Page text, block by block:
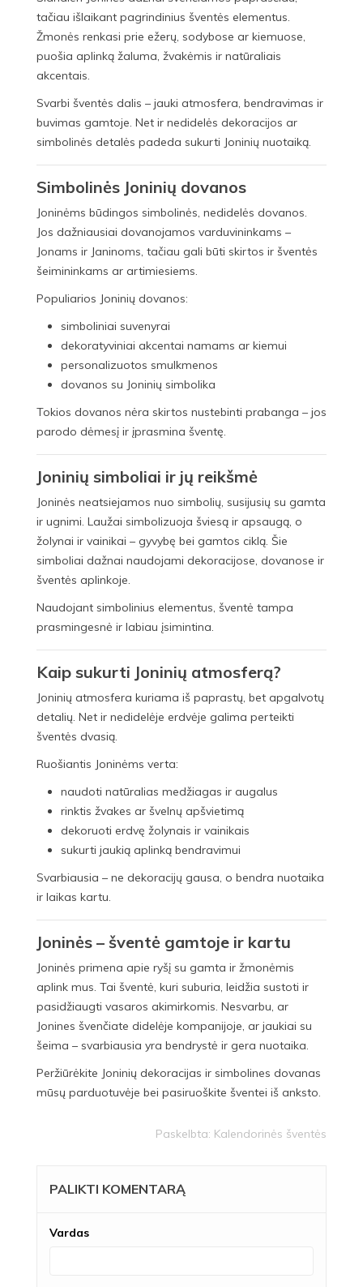
tačiau išlaikant pagrindinius šventės elementus.
Žmonės renkasi prie ežerų, sodybose ar kiemuose,
puošia aplinką žaluma, žvakėmis ir natūraliais
akcentais.
Svarbi šventės dalis – jauki atmosfera, bendravimas ir
buvimas gamtoje. Net ir nedidelės dekoracijos ar
simbolinės detalės padeda sukurti Joninių nuotaiką.
Simbolinės Joninių dovanos
Joninėms būdingos simbolinės, nedidelės dovanos.
Jos dažniausiai dovanojamos varduvininkams –
Jonams ir Janinoms, tačiau gali būti skirtos ir šventės
šeimininkams ar artimiesiems.
Populiarios Joninių dovanos:
simboliniai suvenyrai
dekoratyviniai akcentai namams ar kiemui
personalizuotos smulkmenos
dovanos su Joninių simbolika
Tokios dovanos nėra skirtos nustebinti prabanga – jos
parodo dėmesį ir įprasmina šventę.
Joninių simboliai ir jų reikšmė
Joninės neatsiejamos nuo simbolių, susijusių su gamta
ir ugnimi. Laužai simbolizuoja šviesą ir apsaugą, o
žolynai ir vainikai – gyvybę bei gamtos ciklą. Šie
simboliai dažnai naudojami dekoracijose, dovanose ir
šventės aplinkoje.
Naudojant simbolinius elementus, šventė tampa
prasmingesnė ir labiau įsimintina.
Kaip sukurti Joninių atmosferą?
Joninių atmosfera kuriama iš paprastų, bet apgalvotų
detalių. Net ir nedidelėje erdvėje galima perteikti
šventės dvasią.
Ruošiantis Joninėms verta:
naudoti natūralias medžiagas ir augalus
rinktis žvakes ar švelnų apšvietimą
dekoruoti erdvę žolynais ir vainikais
sukurti jaukią aplinką bendravimui
Svarbiausia – ne dekoracijų gausa, o bendra nuotaika
ir laikas kartu.
Joninės – šventė gamtoje ir kartu
Joninės primena apie ryšį su gamta ir žmonėmis
aplink mus. Tai šventė, kuri suburia, leidžia sustoti ir
pasidžiaugti vasaros akimirkomis. Nesvarbu, ar
Jonines švenčiate didelėje kompanijoje, ar jaukiai su
šeima – svarbiausia yra bendrystė ir gera nuotaika.
Peržiūrėkite Joninių dekoracijas ir simbolines dovanas
mūsų parduotuvėje bei pasiruoškite šventei iš anksto.
Paskelbta: Kalendorinės šventės
PALIKTI KOMENTARĄ
Vardas